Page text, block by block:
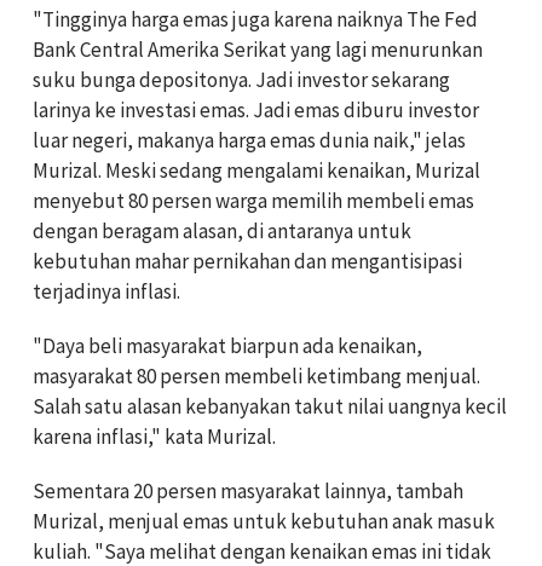
"Tingginya harga emas juga karena naiknya The Fed
Bank Central Amerika Serikat yang lagi menurunkan
suku bunga depositonya. Jadi investor sekarang
larinya ke investasi emas. Jadi emas diburu investor
luar negeri, makanya harga emas dunia naik," jelas
Murizal. Meski sedang mengalami kenaikan, Murizal
menyebut 80 persen warga memilih membeli emas
dengan beragam alasan, di antaranya untuk
kebutuhan mahar pernikahan dan mengantisipasi
terjadinya inflasi.
"Daya beli masyarakat biarpun ada kenaikan,
masyarakat 80 persen membeli ketimbang menjual.
Salah satu alasan kebanyakan takut nilai uangnya kecil
karena inflasi," kata Murizal.
Sementara 20 persen masyarakat lainnya, tambah
Murizal, menjual emas untuk kebutuhan anak masuk
kuliah. "Saya melihat dengan kenaikan emas ini tidak